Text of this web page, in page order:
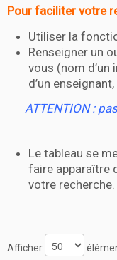
Pour faciliter votre
Utiliser la
Renseigner un
vous (nom d’un
d’un
ATTENTION :
Le tableau se
faire apparaître
votre recherche.
Afficher